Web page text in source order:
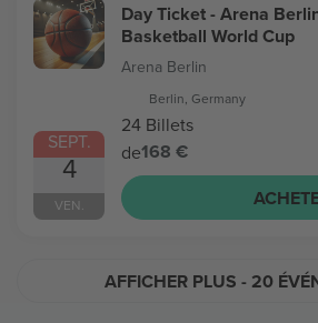
SEPT.
4
VEN.
Day Ticket - Arena
Basketball World Cup
Arena Berlin
Berlin, Germany
24 Billets
de168 €
AFFICHER PLUS - 20